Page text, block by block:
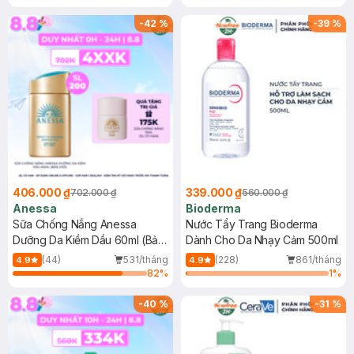
SPF 50+ 20ml (SL Có Hạn)
(SL có hạn)
-42%
406.000 ₫702.000 ₫
Anessa
Sữa Chống Nắng Anessa
Dưỡng Da Kiềm Dầu 60ml (Bản
Mới)
4.9 (44)
531/tháng
82%
-39 %
339.000 ₫560.000 ₫
Bioderma
Nước Tẩy Trang Bioderma
Dành Cho Da Nhạy Cảm 500ml
4.9 (228)
861/tháng
1%
-40% -31 %